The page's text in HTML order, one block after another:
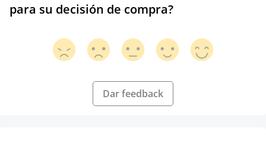
para su decisión de compra?
Dar feedback